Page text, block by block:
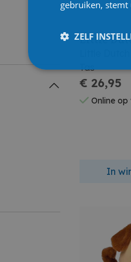
Little
Tas
€ 26,95
Online
In
gebruiken,
ZELF